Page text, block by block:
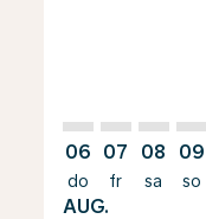
06
do
AUG.
07
fr
08
sa
09
so